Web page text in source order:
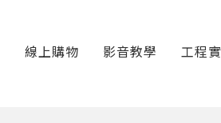
線上購物 影音教學 工程